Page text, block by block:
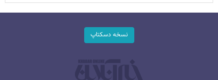
نسخه دسکتاپ